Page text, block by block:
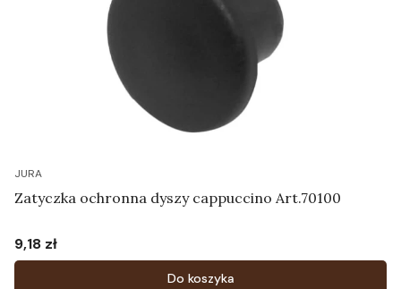
JURA
Zatyczka ochronna dyszy cappuccino Art.70100
Cena
9,18 zł
Do koszyka